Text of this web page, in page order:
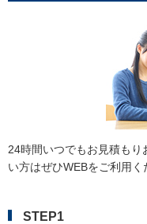
24時間いつでもお見積もり
い方はぜひWEBをご利用く
STEP1